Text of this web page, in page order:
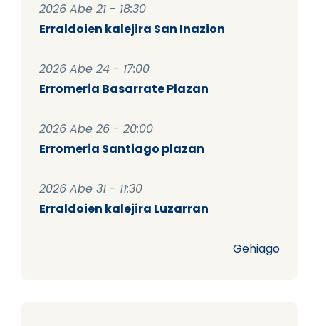
2026 Abe 21 - 18:30
Erraldoien kalejira San Inazion
2026 Abe 24 - 17:00
Erromeria Basarrate Plazan
2026 Abe 26 - 20:00
Erromeria Santiago plazan
2026 Abe 31 - 11:30
Erraldoien kalejira Luzarran
Gehiago